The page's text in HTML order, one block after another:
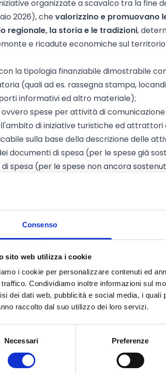
Consenso
sito web utilizza i cookie
i cookie per personalizzare contenuti ed
traffico. Condividiamo inoltre informazioni sul
dei dati web, pubblicità e social media, i
raccolto dal suo utilizzo dei loro servizi.
Necessari Preferenze
organizzate a scavalco tra la fine
2026), chevalorizzino e promuovano
regionale, la storia e le tradizioni,
e ricadute economiche sul territorio
la tipologia finanziabile dimostrabile
(quali ad es. rassegna stampa,
informativi ed altro materiale);
spese per attività di
di iniziative turistiche ed attrattori
sulla base della descrizione delle
documenti di spesa (per le spese già
spesa (per le spese non ancora
pubblico del Piemonte;
di lucro, con sede legale in Piemonte.
Euro